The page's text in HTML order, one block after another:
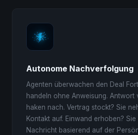
Autonome Nachverfolgung
Agenten überwachen den Deal
handeln ohne Anweisung. Antwort
haken nach. Vertrag stockt? Sie
Kontakt auf. Einwand erhoben?
Nachricht basierend auf der